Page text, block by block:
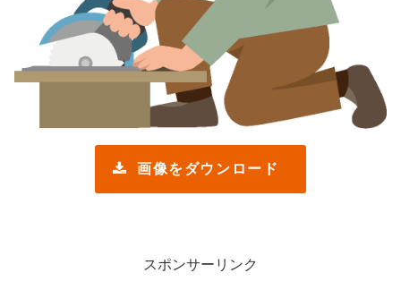
画像をダウンロード
スポンサーリンク